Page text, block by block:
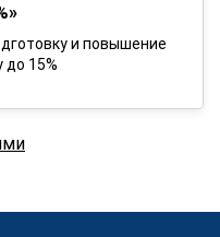
и повышение
до 15%